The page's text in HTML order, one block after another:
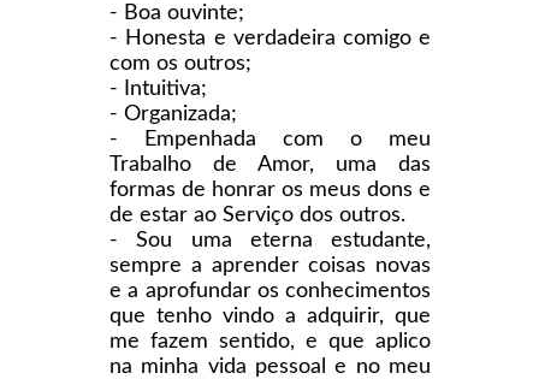
- Boa ouvinte;
- Honesta e verdadeira comigo e
com os outros;
- Intuitiva;
- Organizada;
- Empenhada com o meu
Trabalho de Amor, uma das
formas de honrar os meus dons e
de estar ao Serviço dos outros.
- Sou uma eterna estudante,
sempre a aprender coisas novas
e a aprofundar os conhecimentos
que tenho vindo a adquirir, que
me fazem sentido, e que aplico
na minha vida pessoal e no meu